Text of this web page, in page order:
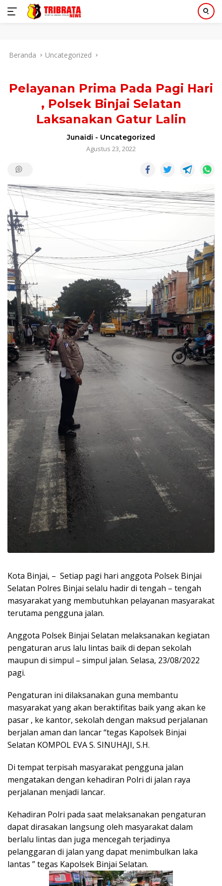
Beranda Uncategorized
Pelayanan Prima Pada Pagi Hari
, Polsek Binjai Selatan
Laksanakan Gatur Lalin
Junaidi - Uncategorized
Agustus 23, 2022
Kota Binjai, – Setiap pagi hari anggota Polsek Binjai
Selatan Polres Binjai selalu hadir di tengah – tengah
masyarakat yang membutuhkan pelayanan masyarakat
terutama pengguna jalan.
Anggota Polsek Binjai Selatan melaksanakan kegiatan
pengaturan arus lalu lintas baik di depan sekolah
maupun di simpul – simpul jalan. Selasa, 23/08/2022
pagi.
Pengaturan ini dilaksanakan guna membantu
masyarakat yang akan beraktifitas baik yang akan ke
pasar , ke kantor, sekolah dengan maksud perjalanan
berjalan aman dan lancar “tegas Kapolsek Binjai
Selatan KOMPOL EVA S. SINUHAJI, S.H.
Di tempat terpisah masyarakat pengguna jalan
mengatakan dengan kehadiran Polri di jalan raya
perjalanan menjadi lancar.
Kehadiran Polri pada saat melaksanakan pengaturan
dapat dirasakan langsung oleh masyarakat dalam
berlalu lintas dan juga mencegah terjadinya
pelanggaran di jalan yang dapat menimbulkan laka
lantas ” tegas Kapolsek Binjai Selatan.